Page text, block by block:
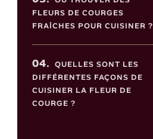
FLEURS DE COURGES
FRAÎCHES POUR CUISINER ?
04. QUELLES SONT LES
DIFFÉRENTES FAÇONS DE
CUISINER LA FLEUR DE
COURGE ?